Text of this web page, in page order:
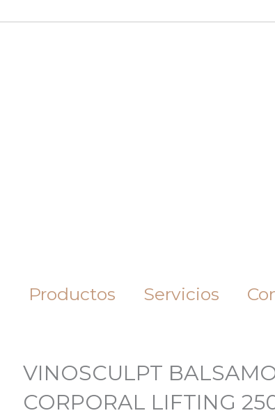
Productos Servicios
VINOSCULPT
CORPORAL LIFTING